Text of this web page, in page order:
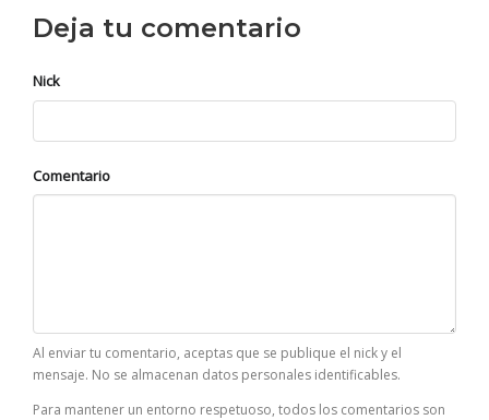
Deja tu comentario
Nick
Comentario
Al enviar tu comentario, aceptas que se publique el nick y el
mensaje. No se almacenan datos personales identificables.
Para mantener un entorno respetuoso, todos los comentarios son